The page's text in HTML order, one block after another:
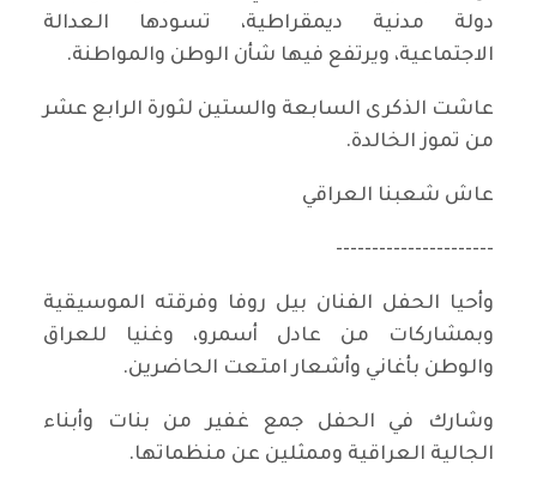
دولة مدنية ديمقراطية، تسودها العدالة
الاجتماعية، ويرتفع فيها شأن الوطن والمواطنة.
عاشت الذكرى السابعة والستين لثورة الرابع عشر
من تموز الخالدة.
عاش شعبنا العراقي
----------------------
وأحيا الحفل الفنان بيل روفا وفرقته الموسيقية
وبمشاركات من عادل أسمرو، وغنيا للعراق
والوطن بأغاني وأشعار امتعت الحاضرين.
وشارك في الحفل جمع غفير من بنات وأبناء
الجالية العراقية وممثلين عن منظماتها.